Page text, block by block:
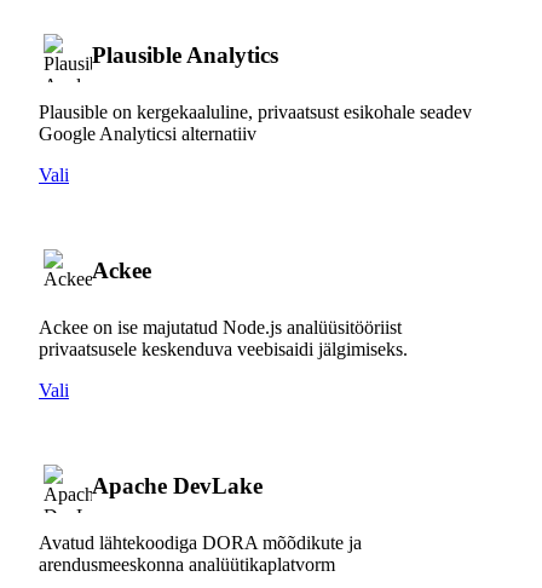
Plausible Analytics
Plausible on kergekaaluline, privaatsust esikohale seadev
Google Analyticsi alternatiiv
Vali
Ackee
Ackee on ise majutatud Node.js analüüsitööriist
privaatsusele keskenduva veebisaidi jälgimiseks.
Vali
Apache DevLake
Avatud lähtekoodiga DORA mõõdikute ja
arendusmeeskonna analüütikaplatvorm